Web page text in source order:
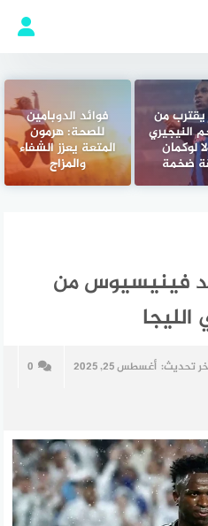
يقترب من
النيجيري
لوكمان
ضخمة
فوائد الدوبامين
للصحة: هرمون
المتعة يعزز الشفاء
والمزاج
فينيسيوس من
تحديث: أغسطس 25, 2025 0